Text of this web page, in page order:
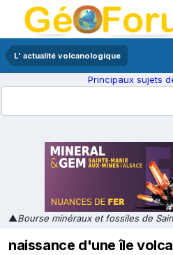
L' actualité volcanologique
Principaux sujets
▲Bourse minéraux et fossiles de
naissance d'une île